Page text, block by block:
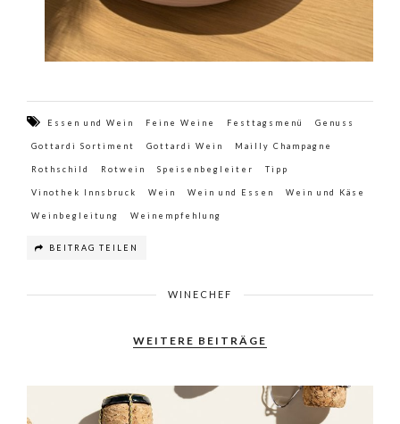
Essen und Wein Feine Weine Festtagsmenü Genuss
Gottardi Sortiment Gottardi Wein Mailly Champagne
Rothschild Rotwein Speisenbegleiter Tipp
Vinothek Innsbruck Wein Wein und Essen Wein und Käse
Weinbegleitung Weinempfehlung
BEITRAG TEILEN
WINECHEF
WEITERE BEITRÄGE